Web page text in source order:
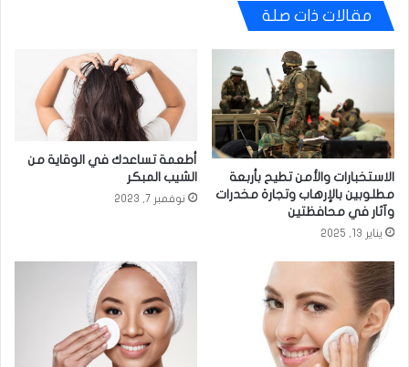
مقالات ذات صلة
الاستخبارات والأمن تطيح بأربعة
مطلوبين بالإرهاب وتجارة مخدرات
وآثار في محافظتين
يناير 13, 2025
أطعمة تساعدك في الوقاية من
الشيب المبكر
نوفمبر 7, 2023